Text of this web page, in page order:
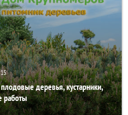
15
деревья, кустарники,
работы